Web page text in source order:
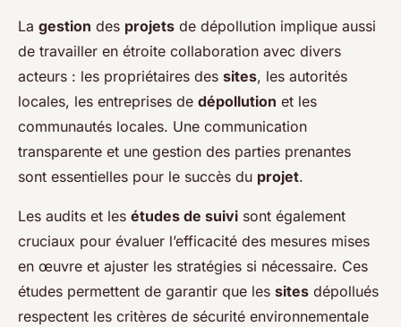
La gestion des projets de dépollution implique aussi
de travailler en étroite collaboration avec divers
acteurs : les propriétaires des sites, les autorités
locales, les entreprises de dépollution et les
communautés locales. Une communication
transparente et une gestion des parties prenantes
sont essentielles pour le succès du projet.
Les audits et les études de suivi sont également
cruciaux pour évaluer l’efficacité des mesures mises
en œuvre et ajuster les stratégies si nécessaire. Ces
études permettent de garantir que les sites dépollués
respectent les critères de sécurité environnementale